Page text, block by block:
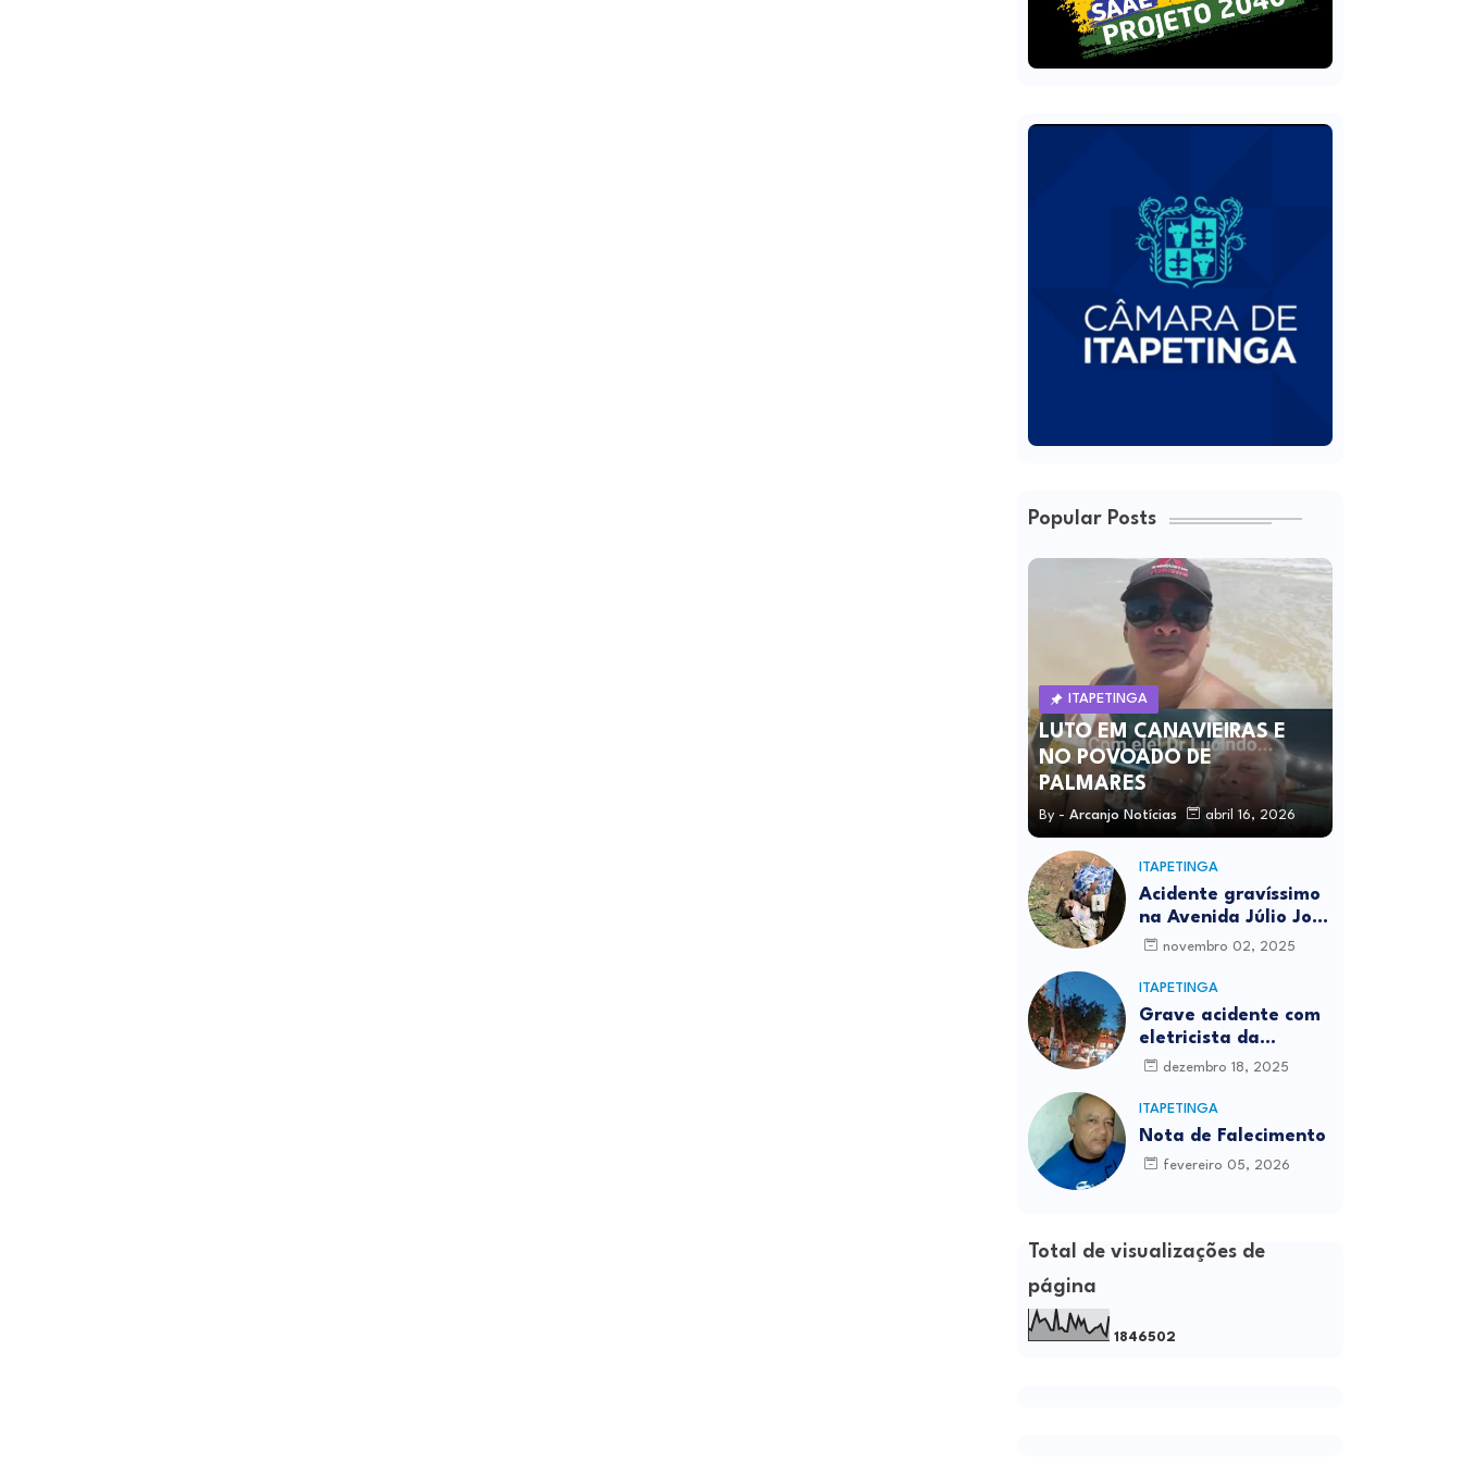
Popular Posts
ITAPETINGA
LUTO EM CANAVIEIRAS E
NO POVOADO DE
PALMARES
By - Arcanjo Notícias abril 16, 2026
ITAPETINGA
Acidente gravíssimo
na Avenida Júlio José
Rodrigues deixa um
novembro 02, 2025
ITAPETINGA
Grave acidente com
eletricista da
Prefeitura é
Itapetinga
dezembro 18, 2025
ITAPETINGA
Nota de Falecimento
fevereiro 05, 2026
Total de visualizações de
página
1 846502